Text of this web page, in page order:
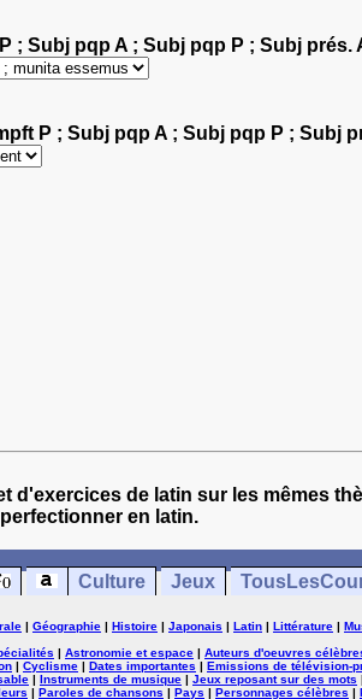
; Subj pqp A ; Subj pqp P ; Subj prés.
P ; Subj pqp A ; Subj pqp P ; Subj
d'exercices de latin sur les mêmes
en latin.
Culture Jeux
| Géographie | Histoire | Japonais | Latin | Littérature |
| Astronomie et espace | Auteurs d'oeuvres
| Cyclisme | Dates importantes | Emissions de télévision-
| Instruments de musique | Jeux reposant sur des mots |
| Paroles de chansons | Pays | Personnages célèbres |